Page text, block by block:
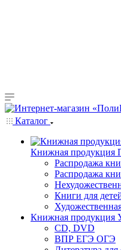
Каталог
Книжная продукция
Распродажа
Распродажа
Книги для
Книжная продукция
CD, DVD
ВПР ЕГЭ ОГЭ